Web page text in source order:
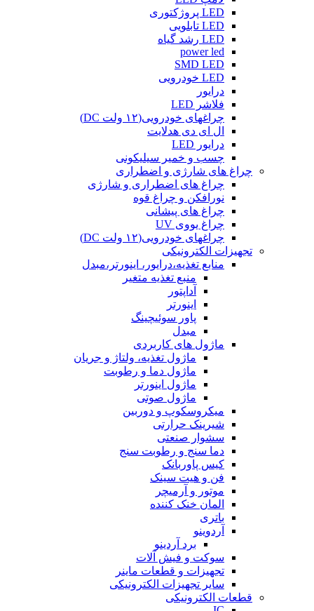
LED پروژکتوری
LED تابلویی
LED رشد گیاه
power led
SMD LED
LED خودرویی
درایور
فلاشر LED
چراغهای خودرویی(۱۲ ولت DC)
ال ای دی هدلایت
درایور LED
چسب و خمیر سیلیکونی
چراغ های شارژی و اضطراری
چراغ های اضطراری و شارژی
نورافکن و چراغ قوه
چراغ های پیشانی
چراغ یووی UV
چراغهای خودرویی(۱۲ ولت DC)
تجهیزات الکترونیکی
منابع تغذیه،درایور، اینورتر،مبدل
منبع تغذیه متغیر
آداپتور
اینورتر
پاور سوئیچینگ
مبدل
ماژول های کاربردی
ماژول تغذیه، ولتاژ و جریان
ماژول دما و رطوبت
ماژول اینورتر
ماژول صوتی
میکروسکوپ و دوربین
شیرینک حرارتی
سشوار صنعتی
دما سنج و رطوبت سنج
کیس پاوربانک
فن و هیت سینک
موتور و آرمیچر
المان خنک کننده
باتری
آردوینو
برد آردینو
سوکت و فیش آلات
تجهیزات و قطعات ماینر
سایر تجهیزات الکترونیکی
قطعات الکترونیکی